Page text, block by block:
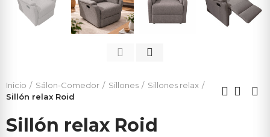
Inicio Sálon-Comedor Sillones
Sillones relax
Sillón relax Roid
Sillón relax Roid